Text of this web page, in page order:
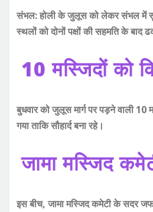
संभल: होली के जुलूस को लेकर संभल में
स्थलों को दोनों पक्षों की सहमति के बाद
10 मस्जिदों को
बुधवार को जुलूस मार्ग पर पड़ने वाली 10
गया ताकि सौहार्द बना रहे।
जामा मस्जिद
इस बीच, जामा मस्जिद कमेटी के सदर